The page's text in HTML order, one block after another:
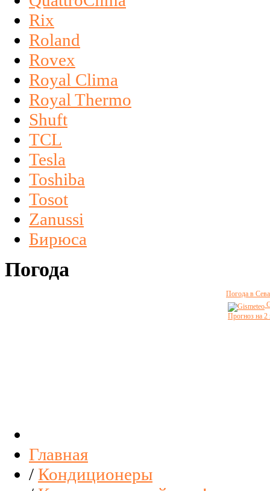
Rix
Roland
Rovex
Royal Clima
Royal Thermo
Shuft
TCL
Tesla
Toshiba
Tosot
Zanussi
Бирюса
Погода
Погода в
Прогноз на 2
Главная
/ Кондиционеры